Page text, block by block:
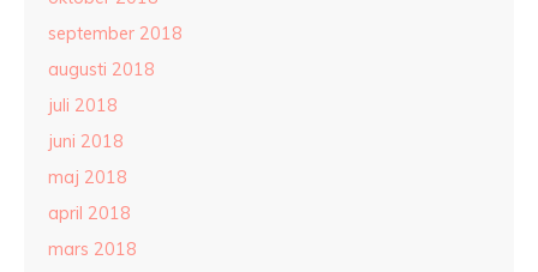
september 2018
augusti 2018
juli 2018
juni 2018
maj 2018
april 2018
mars 2018